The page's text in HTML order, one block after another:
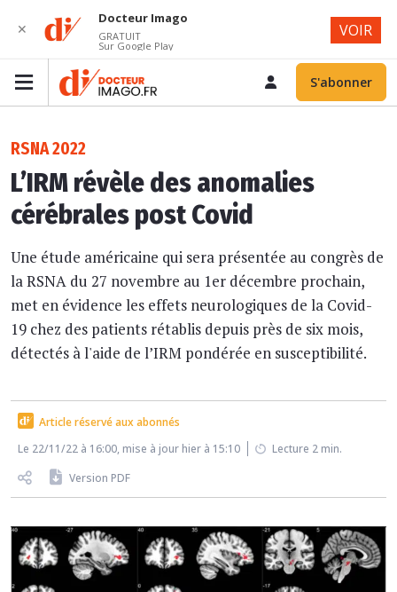
S'abonner
RSNA 2022
L’IRM révèle des anomalies
cérébrales post Covid
Une étude américaine qui sera présentée au congrès de
la RSNA du 27 novembre au 1er décembre prochain,
met en évidence les effets neurologiques de la Covid-
19 chez des patients rétablis depuis près de six mois,
détectés à l'aide de l’IRM pondérée en susceptibilité.
Article réservé aux abonnés
Le 22/11/22 à 16:00, mise à jour hier à 15:10
Lecture 2 min.
Version PDF
✕
Docteur Imago
GRATUIT
Sur Google Play
VOIR